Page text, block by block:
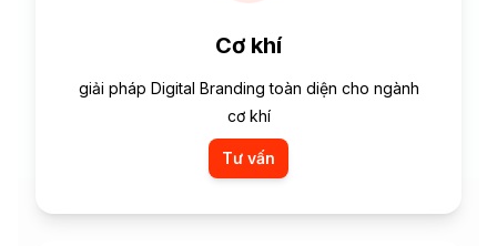
Cơ khí
giải pháp Digital Branding toàn diện cho ngành
cơ khí
Tư vấn